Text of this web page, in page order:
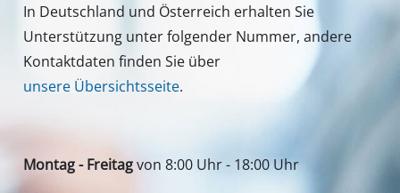
In Deutschland und Österreich erhalten Sie
Unterstützung unter folgender Nummer, andere
Kontaktdaten finden Sie über
unsere Übersichtsseite.
Montag - Freitagvon 8:00 Uhr - 18:00 Uhr